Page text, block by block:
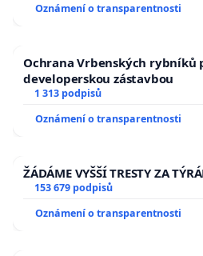
Oznámení o transparentnosti
Ochrana Vrbenských rybníků
developerskou zástavbou
1 313 podpisů
Oznámení o transparentnosti
ŽÁDÁME VYŠŠÍ TRESTY ZA
153 679 podpisů
Oznámení o transparentnosti